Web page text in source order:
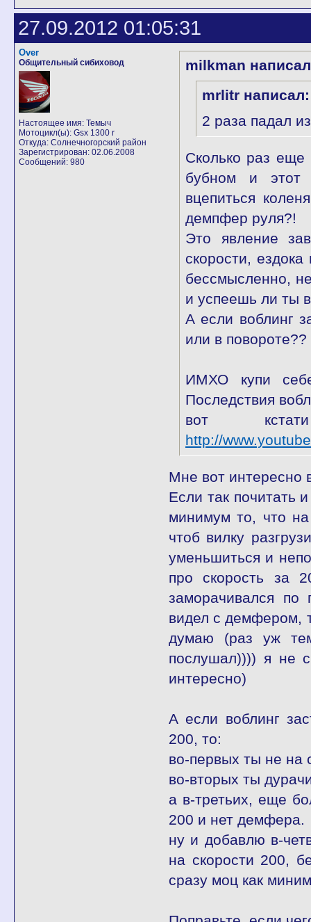
27.09.2012 01:05:31
Over
Общительный сибиховод
Настоящее имя: Темыч
Мотоцикл(ы): Gsx 1300 r
Откуда: Солнечногорский район
Зарегистрирован: 02.06.2008
Сообщений: 980
milkman
mrlitr написал:
2 раза падал
Сколько раз еще
бубном и этот
вцепиться
демпфер руля?!
Это явление
скорости,
бессмысленно,
и успеешь ли ты
А если воблинг
или в повороте??
ИМХО купи
Последствия
вот
http://
Мне вот интересно
Если так почитать
минимум то, что
чтоб вилку
уменьшиться и
про скорость за
заморачивался
видел с демфером,
думаю (раз уж
послушал)))) я не
интересно)
А если воблинг
200, то:
во-первых ты не на
во-вторых ты
а в-третьих, еще
200 и нет демфера.
ну и добавлю в-
на скорости 200,
сразу моц как